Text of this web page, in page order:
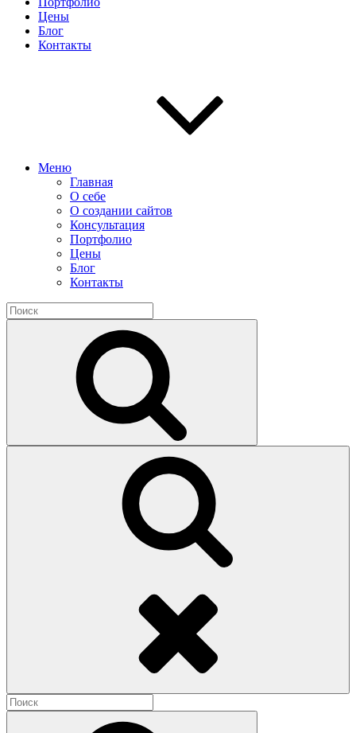
Цены
Блог
Контакты
Меню
Главная
О себе
О создании сайтов
Консультация
Портфолио
Цены
Блог
Контакты
Найти:
Найти: